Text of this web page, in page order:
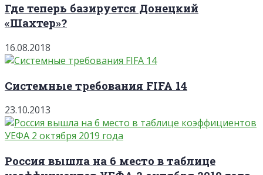
Где теперь базируется Донецкий
«Шахтер»?
16.08.2018
Системные требования FIFA 14
23.10.2013
Россия вышла на 6 место в таблице